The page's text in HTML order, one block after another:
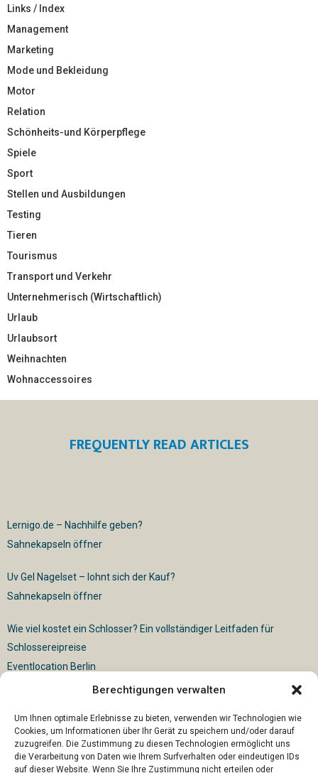
Berechtigungen verwalten
Um Ihnen optimale Erlebnisse zu bieten, verwenden wir Technologien wie
Cookies, um Informationen über Ihr Gerät zu speichern und/oder darauf
zuzugreifen. Die Zustimmung zu diesen Technologien ermöglicht uns
die Verarbeitung von Daten wie Ihrem Surfverhalten oder eindeutigen IDs
auf dieser Website. Wenn Sie Ihre Zustimmung nicht erteilen oder
Links / Index
Management
Marketing
Mode und Bekleidung
Motor
Relation
Schönheits-und Körperpflege
Spiele
Sport
Stellen und Ausbildungen
Testing
Tieren
Tourismus
Transport und Verkehr
Unternehmerisch (Wirtschaftlich)
Urlaub
Urlaubsort
Weihnachten
Wohnaccessoires
FREQUENTLY READ ARTICLES
Lernigo.de – Nachhilfe geben?
Sahnekapseln öffner
Uv Gel Nagelset – lohnt sich der Kauf?
Sahnekapseln öffner
Wie viel kostet ein Schlosser? Ein vollständiger Leitfaden für
Schlossereipreise
Eventlocation Berlin
Für die vollautomatische Sackentleerung gibt es vielfältige
Lösungen